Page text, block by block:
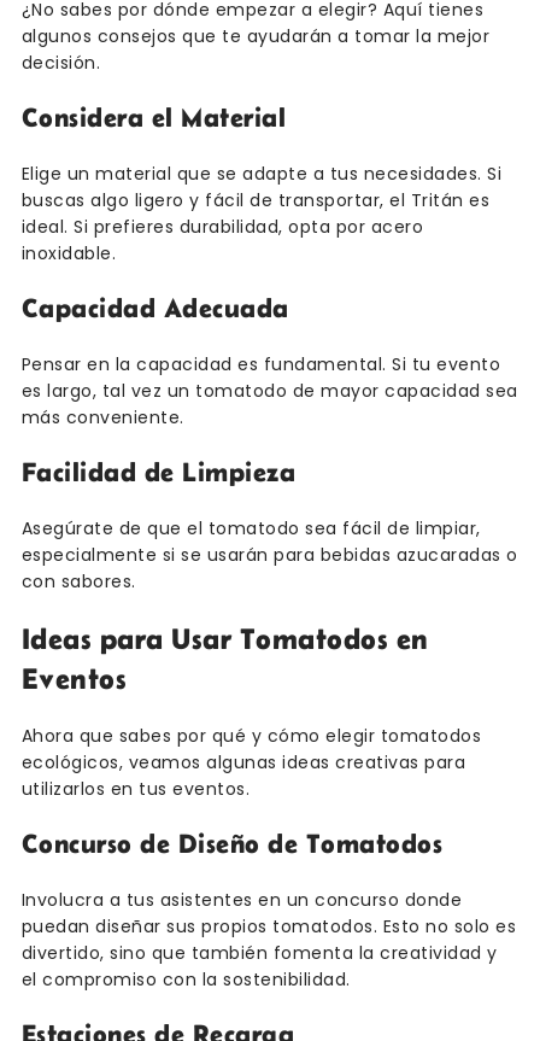
¿No sabes por dónde empezar a elegir? Aquí tienes
algunos consejos que te ayudarán a tomar la mejor
decisión.
Considera el Material
Elige un material que se adapte a tus necesidades. Si
buscas algo ligero y fácil de transportar, el Tritán es
ideal. Si prefieres durabilidad, opta por acero
inoxidable.
Capacidad Adecuada
Pensar en la capacidad es fundamental. Si tu evento
es largo, tal vez un tomatodo de mayor capacidad sea
más conveniente.
Facilidad de Limpieza
Asegúrate de que el tomatodo sea fácil de limpiar,
especialmente si se usarán para bebidas azucaradas o
con sabores.
Ideas para Usar Tomatodos en
Eventos
Ahora que sabes por qué y cómo elegir tomatodos
ecológicos, veamos algunas ideas creativas para
utilizarlos en tus eventos.
Concurso de Diseño de Tomatodos
Involucra a tus asistentes en un concurso donde
puedan diseñar sus propios tomatodos. Esto no solo es
divertido, sino que también fomenta la creatividad y
el compromiso con la sostenibilidad.
Estaciones de Recarga